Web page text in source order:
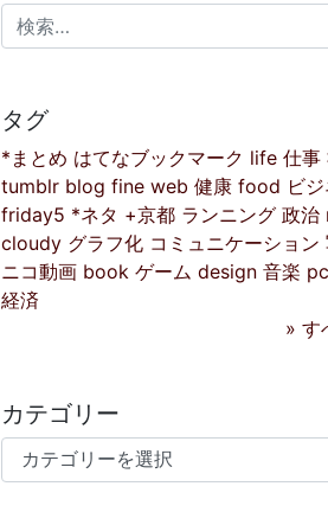
検索:
タグ
*まとめ はてなブックマーク life 仕事
tumblr blog fine web 健康 food ビ
friday5 *ネタ +京都 ランニング 政治
cloudy グラフ化 コミュニケーション
ニコ動画 book ゲーム design 音楽 pc
経済
» す
カテゴリー
カテゴリー